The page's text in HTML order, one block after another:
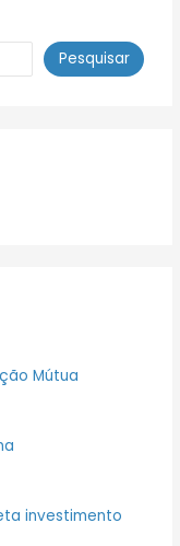
Pesquisar
Mútua
investimento